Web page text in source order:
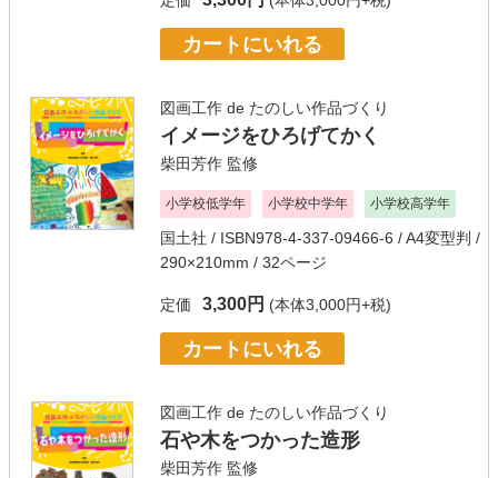
カートにいれる
図画工作 de たのしい作品づくり
イメージをひろげてかく
柴田芳作 監修
小学校低学年 小学校中学年 小学校高学年
国土社 / ISBN978-4-337-09466-6 / A4変型判 /
290×210mm / 32ページ
定価 3,300円 (本体3,000円+税)
カートにいれる
図画工作 de たのしい作品づくり
石や木をつかった造形
柴田芳作 監修